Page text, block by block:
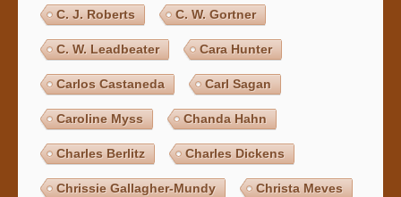
C. J. Roberts C. W. Gortner
C. W. Leadbeater Cara Hunter
Carlos Castaneda Carl Sagan
Caroline Myss Chanda Hahn
Charles Berlitz Charles Dickens
Chrissie Gallagher-Mundy Christa Meves